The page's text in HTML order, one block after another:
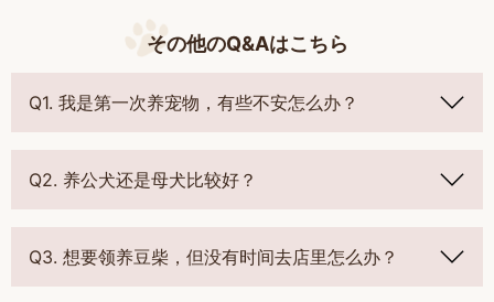
その他のQ&Aはこちら
Q1. 我是第一次养宠物，有些不安怎么办？
Q2. 养公犬还是母犬比较好？
Q3. 想要领养豆柴，但没有时间去店里怎么办？